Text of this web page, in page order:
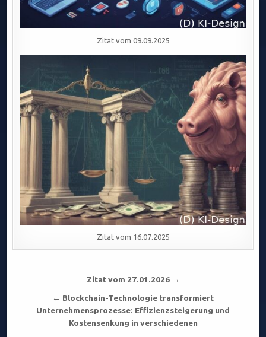
Zitat vom 09.09.2025
Zitat vom 16.07.2025
Beitragsnavigation
Zitat vom 27.01.2026 →
← Blockchain-Technologie transformiert
Unternehmensprozesse: Effizienzsteigerung und
Kostensenkung in verschiedenen